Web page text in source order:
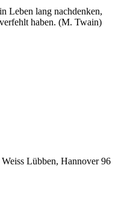
Leben lang nachdenken,
haben. (M. Twain)
Lübben, Hannover 96